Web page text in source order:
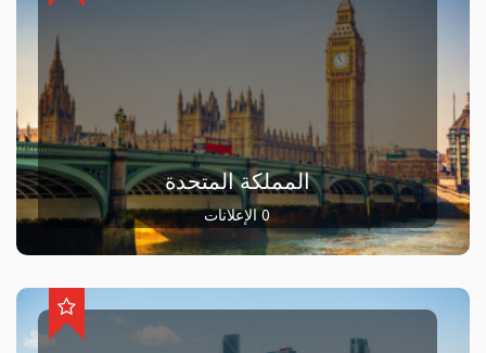
المملكة المتحدة
0 الإعلانات